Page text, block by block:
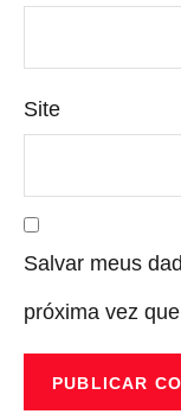
Site
Salvar meus
próxima vez